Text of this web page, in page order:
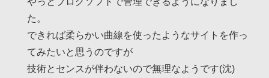
た。
できれば柔らかい曲線を使ったようなサイトを作っ
てみたいと思うのですが
技術とセンスが伴わないので無理なようです(沈)